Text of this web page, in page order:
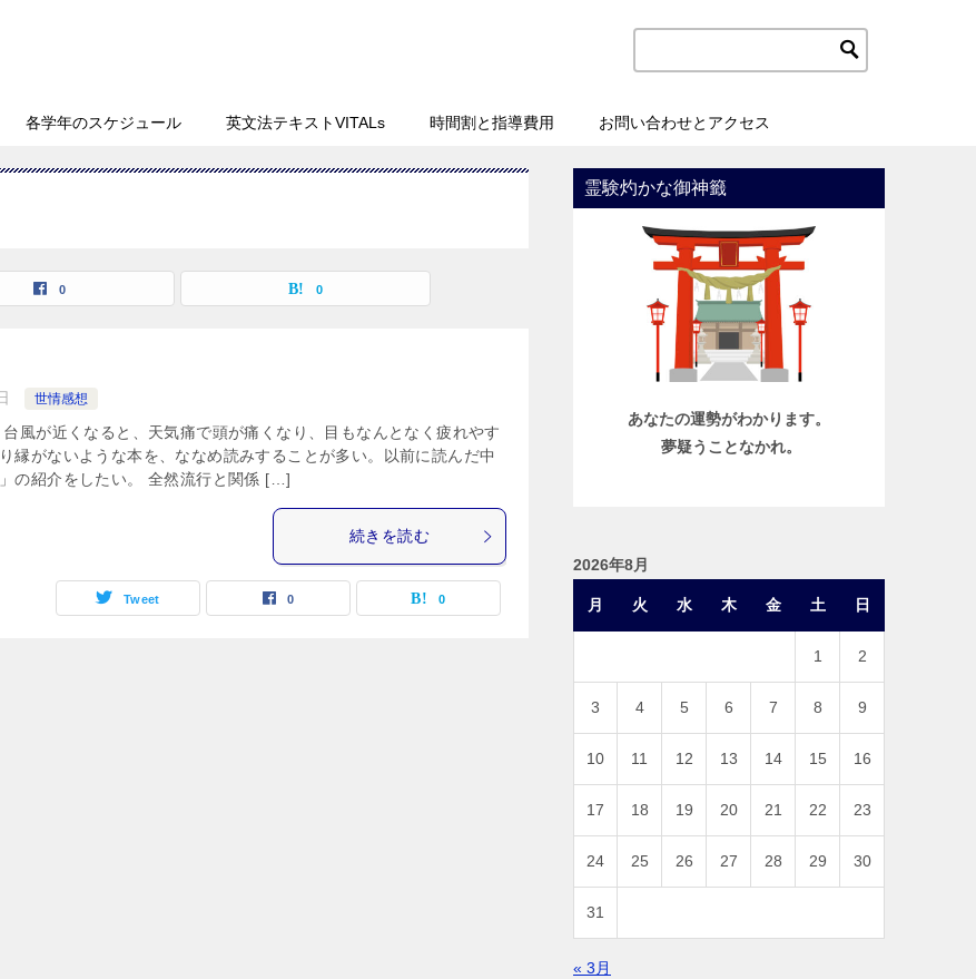
各学年のスケジュール 英文法テキストVITALs 時間割と指導費用 お問い合わせとアクセス
0 0
世情感想
風が近くなると、天気痛で頭が痛くなり、目もなんとなく疲れやす
縁がないような本を、ななめ読みすることが多い。以前に読んだ中
の紹介をしたい。 全然流行と関係 […]
続きを読む
Tweet 0 0
霊験灼かな御神籤
あなたの運勢がわかります。
夢疑うことなかれ。
2026年8月
月 火 水 木 金 土 日
1 2
3 4 5 6 7 8 9
10 11 12 13 14 15 16
17 18 19 20 21 22 23
24 25 26 27 28 29 30
31
« 3月